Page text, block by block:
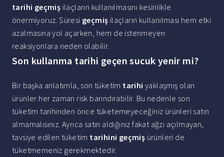
tarihi geçmiş ilaçların kullanılmasını kesinlikle
önermiyoruz. Süresi geçmiş ilaçların kullanılması hem etki
azalmasına yol açarken, hem de istenmeyen
reaksiyonlara neden olabilir.
Son kullanma tarihi geçen sucuk yenir mi?
Bir başka anlatımla, son tüketim tarihi yaklaşmış olan
ürünler her zaman risk barındırabilir. Bu nedenle son
tüketim tarihinden önce tüketemeyeceğiniz ürünleri satın
almamalısınız. Ayrıca satın aldığınız fakat ağzı açılmayan,
tavsiye edilen tüketim tarihini geçmiş ürünleri de
tüketmemeniz gerekmektedir.